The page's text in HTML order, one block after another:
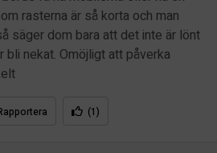
rasterna är så korta och man
säger dom bara att det inte är lönt
nekat. Omöjligt att påverka
(1)